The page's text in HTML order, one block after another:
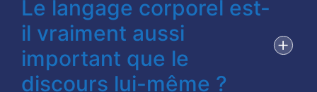
Le langage corporel est-
il vraiment aussi
important que le
discours lui-même ?